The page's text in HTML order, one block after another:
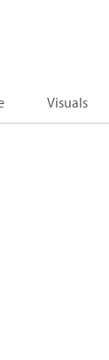
Visuals